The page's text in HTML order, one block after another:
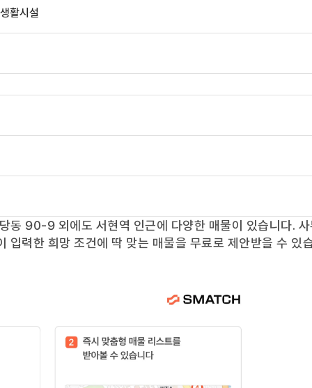
활시설
동 90-9 외에도 서현역 인근에 다양한 매물이 있습니다.
입력한 희망 조건에 딱 맞는 매물을 무료로 제안받을 수 있